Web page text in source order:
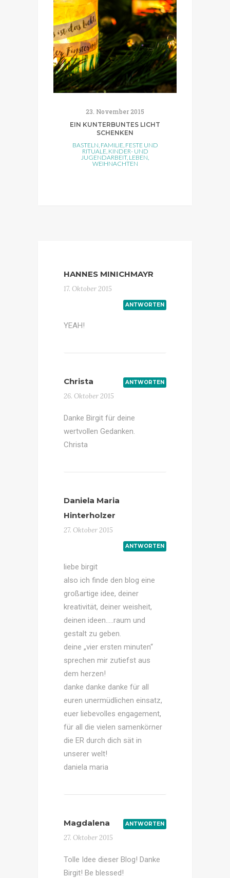
23. November 2015
EIN KUNTERBUNTES LICHT
SCHENKEN
BASTELN FAMILIE, FESTE UND
RITUALE, KINDER- UND
JUGENDARBEIT, LEBEN
WEIHNACHTEN
HANNES MINICHMAYR
17. Oktober 2015
ANTWORTEN
YEAH!
Christa
26. Oktober 2015
ANTWORTEN
Danke Birgit für deine
wertvollen Gedanken.
Christa
Daniela Maria
Hinterholzer
27. Oktober 2015
ANTWORTEN
liebe birgit
also ich finde den blog eine
großartige idee, deiner
kreativität, deiner weisheit,
deinen ideen…..raum und
gestalt zu geben.
deine „vier ersten minuten“
sprechen mir zutiefst aus
dem herzen!
danke danke danke für all
euren unermüdlichen einsatz,
euer liebevolles engagement,
für all die vielen samenkörner
die ER durch dich sät in
unserer welt!
daniela maria
Magdalena
27. Oktober 2015
ANTWORTEN
Tolle Idee dieser Blog! Danke
Birgit! Be blessed!